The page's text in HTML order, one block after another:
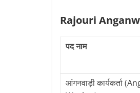
Rajouri
पद नाम
आंगनवाड़ी कार्यकर्ता